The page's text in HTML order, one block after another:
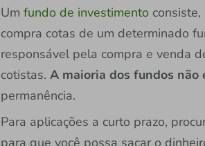
Um fundo de investimentoconsiste,
compra cotas de um determinado
responsável pela compra e venda
cotistas. A maioria dos fundos
permanência.
Para aplicações a curto prazo,
para que você possa sacar o